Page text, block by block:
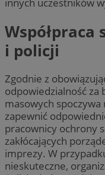
innych uczestników
Współpraca
i policji
Zgodnie z
odpowiedzialność za
masowych
zapewnić
pracownicy ochrony
zakłócających
imprezy. W
nieskuteczne,